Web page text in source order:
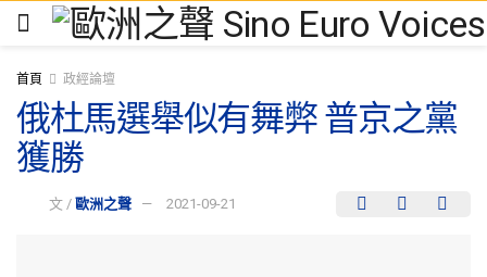
首頁 政經論壇
俄杜馬選舉似有舞弊 普京之黨
獲勝
文 / 歐洲之聲 2021-09-21